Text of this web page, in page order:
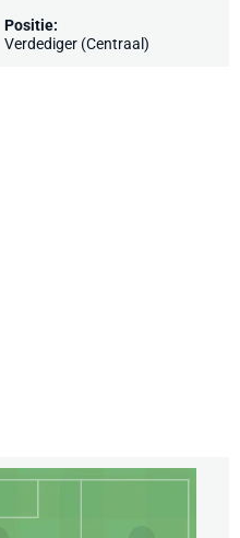
Positie:
Verdediger (Centraal)